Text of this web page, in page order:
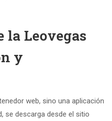
la Leovegas
y
web, sino una aplicación
se descarga desde el sitio